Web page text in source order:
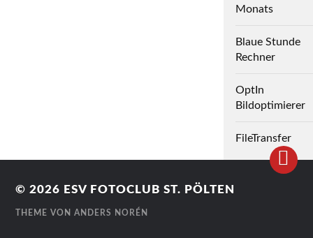
Monats
Blaue Stunde
Rechner
OptIn
Bildoptimierer
FileTransfer
© 2026 ESV FOTOCLUB ST. PÖLTEN
THEME VONANDERS NORÉN